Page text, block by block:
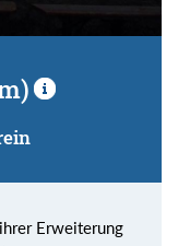
Erweiterung